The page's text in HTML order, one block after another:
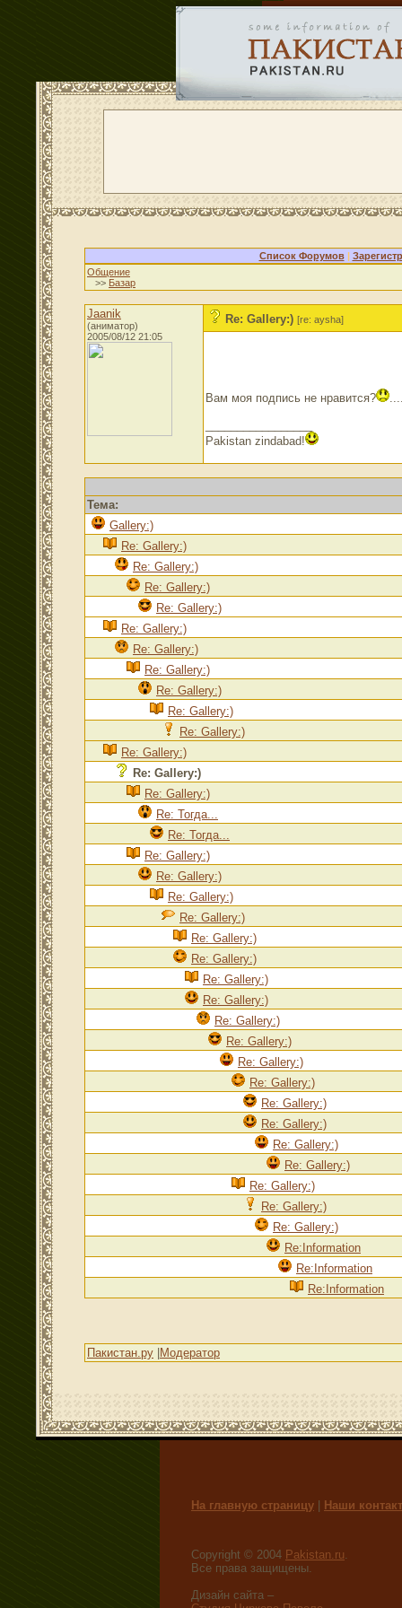
Список Форумов|
Общение
>> Базар
Jaanik
(аниматор)
2005/08/12 21:05
Re: Gallery:) [re: aysha]
Вам моя подпись не нравится?
Pakistan zindabad!
Тема:
Gallery:)
Re: Gallery:)
Re: Gallery:)
Re: Gallery:)
Re: Gallery:)
Re: Gallery:)
Re: Gallery:)
Re: Gallery:)
Re: Gallery:)
Re: Gallery:)
Re: Gallery:)
Re: Gallery:)
Re: Gallery:)
Re: Gallery:)
Re: Тогда...
Re: Тогда...
Re: Gallery:)
Re: Gallery:)
Re: Gallery:)
Re: Gallery:)
Re: Gallery:)
Re: Gallery:)
Re: Gallery:)
Re: Gallery:)
Re: Gallery:)
Re: Gallery:)
Re: Gallery:)
Re: Gallery:)
Re: Gallery:)
Re: Gallery:)
Re: Gallery:)
Re: Gallery:)
Re: Gallery:)
Re: Gallery:)
Re: Gallery:)
Re:Information
Re:Information
Re:Information
Пакистан.ру Модератор
На главную страницу Наши
Copyright © 2004 Pakistan.ru.
Все права защищены.
Дизайн сайта –